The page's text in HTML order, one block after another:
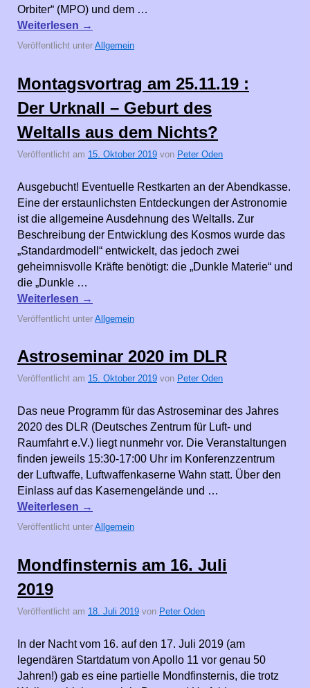
Orbiter“ (MPO) und dem …
Weiterlesen →
Veröffentlicht unter Allgemein
Montagsvortrag am 25.11.19 :
Der Urknall – Geburt des
Weltalls aus dem Nichts?
Veröffentlicht am 15. Oktober 2019 von Peter Oden
Ausgebucht! Eventuelle Restkarten an der Abendkasse.
Eine der erstaunlichsten Entdeckungen der Astronomie
ist die allgemeine Ausdehnung des Weltalls. Zur
Beschreibung der Entwicklung des Kosmos wurde das
„Standardmodell“ entwickelt, das jedoch zwei
geheimnisvolle Kräfte benötigt: die „Dunkle Materie“ und
die „Dunkle …
Weiterlesen →
Veröffentlicht unter Allgemein
Astroseminar 2020 im DLR
Veröffentlicht am 15. Oktober 2019 von Peter Oden
Das neue Programm für das Astroseminar des Jahres
2020 des DLR (Deutsches Zentrum für Luft- und
Raumfahrt e.V.) liegt nunmehr vor. Die Veranstaltungen
finden jeweils 15:30-17:00 Uhr im Konferenzzentrum
der Luftwaffe, Luftwaffenkaserne Wahn statt. Über den
Einlass auf das Kasernengelände und …
Weiterlesen →
Veröffentlicht unter Allgemein
Mondfinsternis am 16. Juli
2019
Veröffentlicht am 18. Juli 2019 von Peter Oden
In der Nacht vom 16. auf den 17. Juli 2019 (am
legendären Startdatum von Apollo 11 vor genau 50
Jahren!) gab es eine partielle Mondfinsternis, die trotz